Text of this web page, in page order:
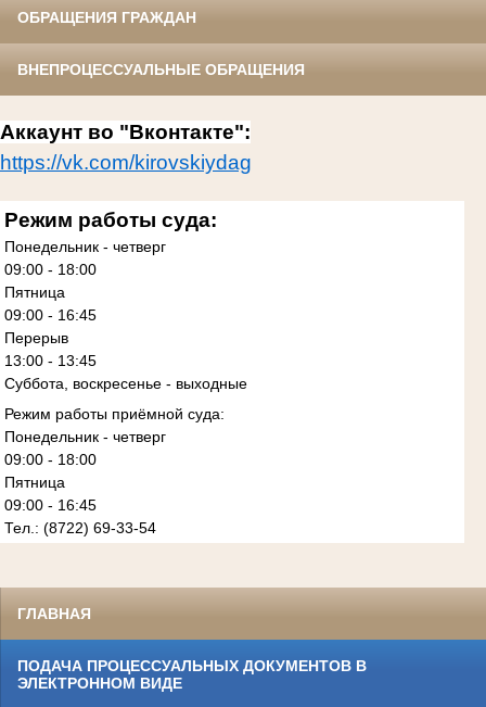
ОБРАЩЕНИЯ ГРАЖДАН
ВНЕПРОЦЕССУАЛЬНЫЕ ОБРАЩЕНИЯ
Аккаунт во "Вконтакте":
https://vk.com/kirovskiydag
Режим работы суда:
Понедельник - четверг
09:00 - 18:00
Пятница
09:00 - 16:45
Перерыв
13:00 - 13:45
Суббота, воскресенье - выходные
Режим работы приёмной суда:
Понедельник - четверг
09:00 - 18:00
Пятница
09:00 - 16:45
Тел.: (8722) 69-33-54
ГЛАВНАЯ
ПОДАЧА ПРОЦЕССУАЛЬНЫХ ДОКУМЕНТОВ В
ЭЛЕКТРОННОМ ВИДЕ